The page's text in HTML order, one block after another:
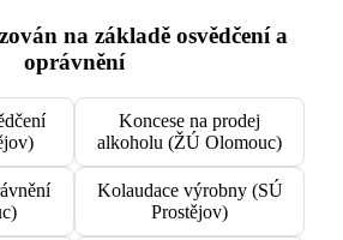
na základě osvědčení a
oprávnění
Koncese na prodej
alkoholu (ŽÚ Olomouc)
Kolaudace výrobny (SÚ
Prostějov)